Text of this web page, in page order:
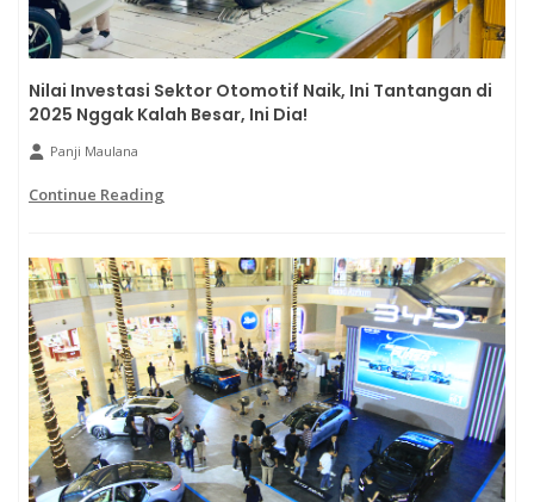
Nilai Investasi Sektor Otomotif Naik, Ini Tantangan di
2025 Nggak Kalah Besar, Ini Dia!
Panji Maulana
Continue Reading